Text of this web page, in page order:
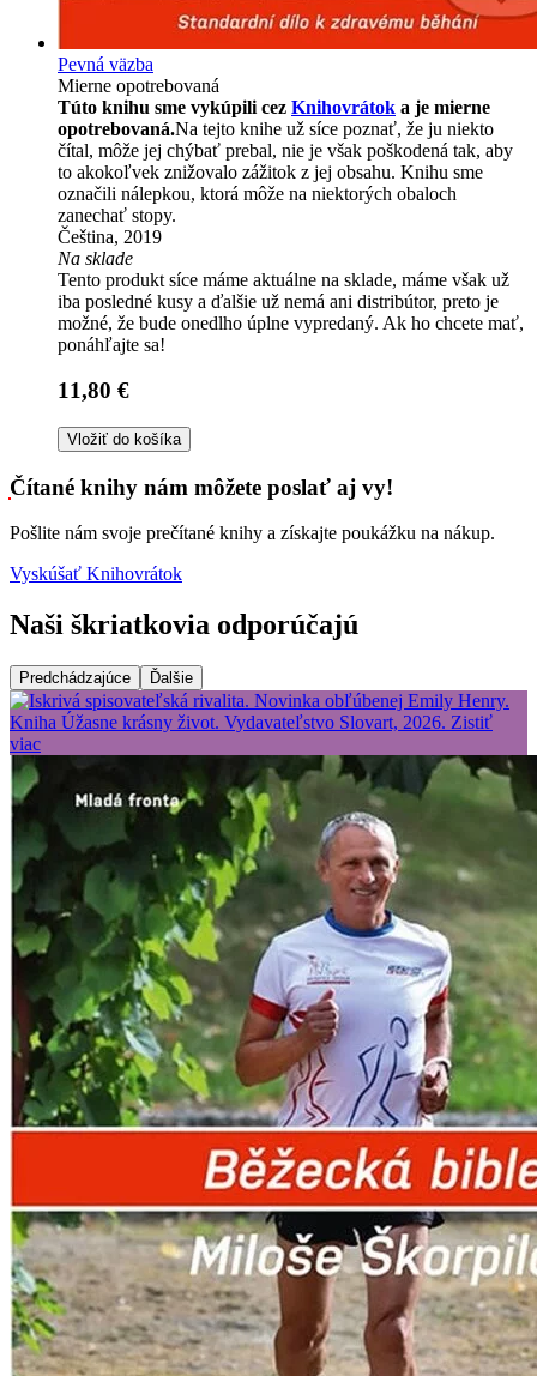
Pevná väzba
Mierne opotrebovaná
Túto knihu sme vykúpili cez Knihovrátok a je mierne
opotrebovaná.Na tejto knihe už síce poznať, že ju niekto
čítal, môže jej chýbať prebal, nie je však poškodená tak, aby
to akokoľvek znižovalo zážitok z jej obsahu. Knihu sme
označili nálepkou, ktorá môže na niektorých obaloch
zanechať stopy.
Čeština, 2019
Na sklade
Tento produkt síce máme aktuálne na sklade, máme však už
iba posledné kusy a ďalšie už nemá ani distribútor, preto je
možné, že bude onedlho úplne vypredaný. Ak ho chcete mať,
ponáhľajte sa!
11,80 €
Vložiť do košíka
Čítané knihy nám môžete poslať aj vy!
Pošlite nám svoje prečítané knihy a získajte poukážku na nákup.
Vyskúšať Knihovrátok
Naši škriatkovia odporúčajú
Predchádzajúce Ďalšie